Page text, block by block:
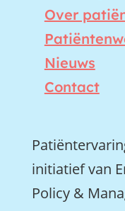
Over
Nieuws
Contact
initiatief van
Policy &